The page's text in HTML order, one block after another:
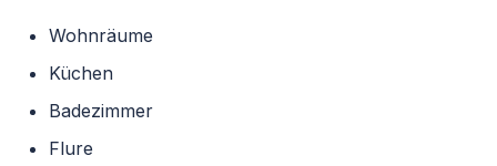
Wohnräume
Küchen
Badezimmer
Flure